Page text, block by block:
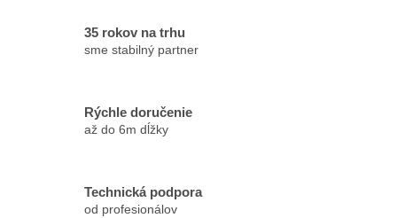
35 rokov na trhu
sme stabilný partner
Rýchle doručenie
až do 6m dĺžky
Technická podpora
od profesionálov